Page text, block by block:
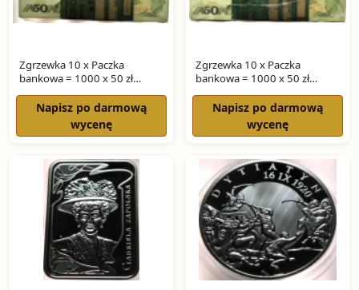
Zgrzewka 10 x Paczka
bankowa = 1000 x 50 zł
ŚWIERCZEWSKI seria GH
Napisz po darmową
wycenę
Zgrzewka 10 x Paczka
bankowa = 1000 x 50 zł
ŚWIERCZEWSKI seria GG
Napisz po darmową
wycenę